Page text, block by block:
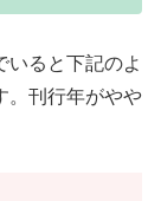
いると下記のよ
。刊行年がやや